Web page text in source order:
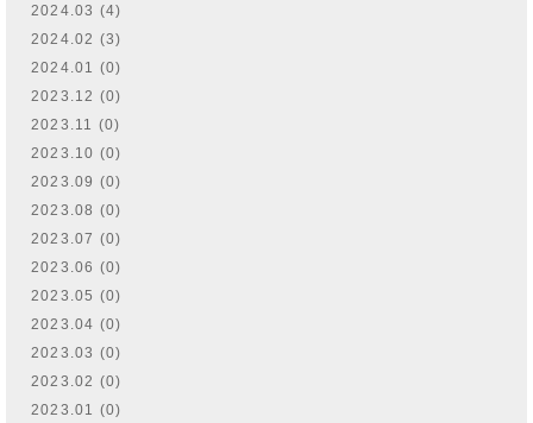
2024.03 (4)
2024.02 (3)
2024.01 (0)
2023.12 (0)
2023.11 (0)
2023.10 (0)
2023.09 (0)
2023.08 (0)
2023.07 (0)
2023.06 (0)
2023.05 (0)
2023.04 (0)
2023.03 (0)
2023.02 (0)
2023.01 (0)